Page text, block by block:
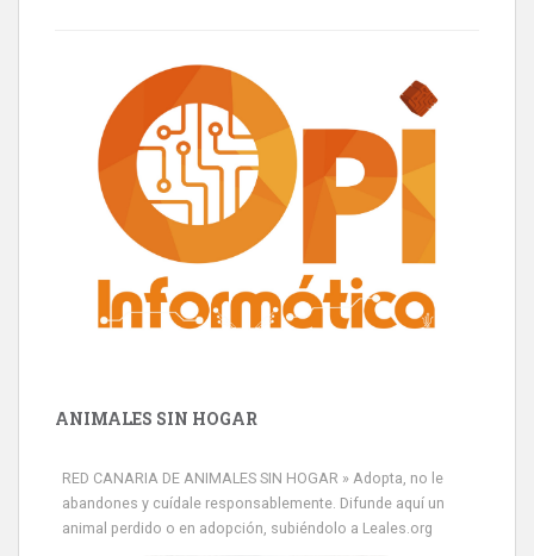
ANIMALES SIN HOGAR
RED CANARIA DE ANIMALES SIN HOGAR » Adopta, no le
abandones y cuídale responsablemente. Difunde aquí un
animal perdido o en adopción, subiéndolo a Leales.org